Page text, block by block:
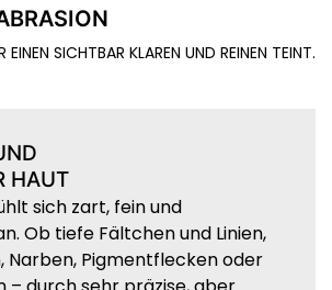
EINEN SICHTBAR KLAREN UND REINEN TEINT.
HAUT
sich zart, fein und
Ob tiefe Fältchen und Linien,
Narben, Pigmentflecken oder